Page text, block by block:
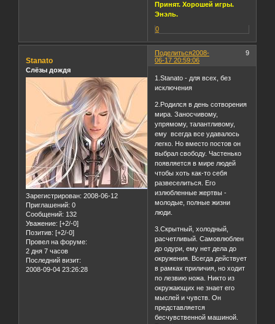
Принят. Хорошей игры.
Энэль.
0
Поделиться 9
2008-
06-17 20:59:06
Stanato
Слёзы дождя
Зарегистрирован: 2008-06-12
Приглашений: 0
Сообщений: 132
Уважение: [+2/-0]
Позитив: [+2/-0]
Провел на форуме:
2 дня 7 часов
Последний визит:
2008-09-04 23:26:28
1.Stanatо - для всех, без
исключения
2.Родился в день сотворения
мира. Заносчивому,
упрямому, талантливому,
ему всегда все удавалось
легко. Но вместо постов он
выбрал свободу. Частенько
появляется в мире людей
чтобы хоть как-то себя
развеселиться. Его
излюбленные жертвы -
молодые, полные жизни
люди.
3.Скрытный, холодный,
расчетливый. Самовлюблен
до одури, ему нет дела до
окружения. Всегда действует
в рамках приличия, но ходит
по лезвию ножа. Никто из
окружающих не знает его
мыслей и чувств. Он
представляется
бесчувственной машиной.